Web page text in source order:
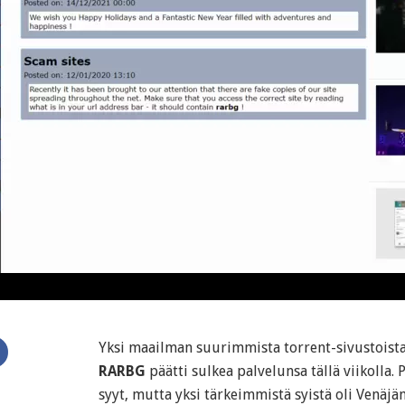
Yksi maailman suurimmista torrent-
RARBG päätti sulkea palvelunsa tällä viikolla.
syyt, mutta yksi tärkeimmistä syistä oli